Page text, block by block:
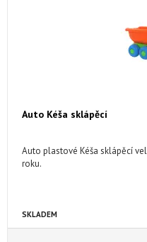
Auto Kéša sklápěcí
Auto plastové Kéša sklápěcí
roku.
SKLADEM